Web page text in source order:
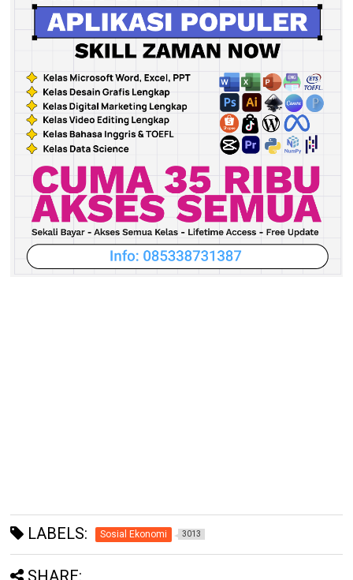
LABELS: Sosial Ekonomi 3013